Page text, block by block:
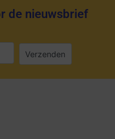
de nieuwsbrief